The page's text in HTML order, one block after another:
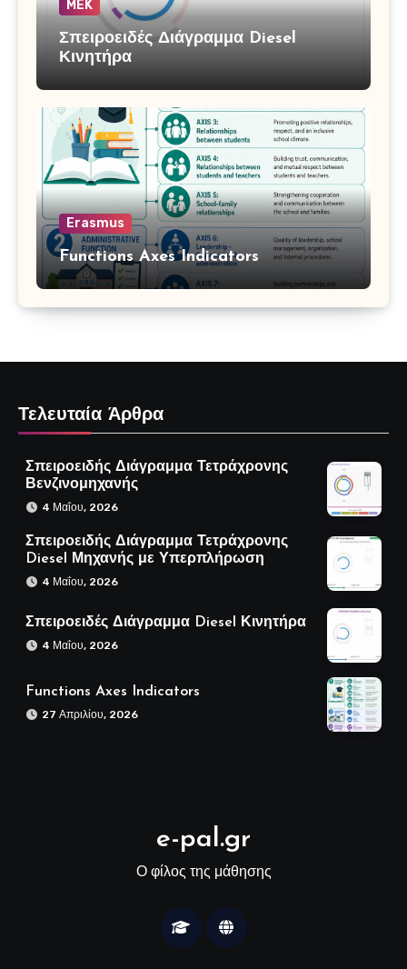
MEK
Σπειροειδές Διάγραμμα Diesel
Κινητήρα
Erasmus
Functions Axes Indicators
Τελευταία Άρθρα
Σπειροειδής Διάγραμμα Τετράχρονης
Βενζινομηχανής
4 Μαΐου, 2026
Σπειροειδής Διάγραμμα Τετράχρονης
Diesel Μηχανής με Υπερπλήρωση
4 Μαΐου, 2026
Σπειροειδές Διάγραμμα Diesel Κινητήρα
4 Μαΐου, 2026
Functions Axes Indicators
27 Απριλίου, 2026
e-pal.gr
Ο φίλος της μάθησης